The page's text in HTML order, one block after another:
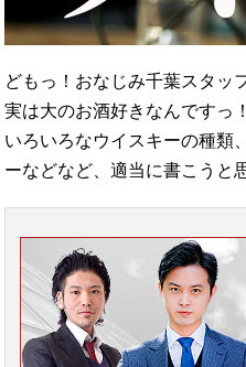
どもっ！おなじみ千葉スタッ
実は大のお酒好きなんですっ
いろいろなウイスキーの種類
ーなどなど、適当に書こうと